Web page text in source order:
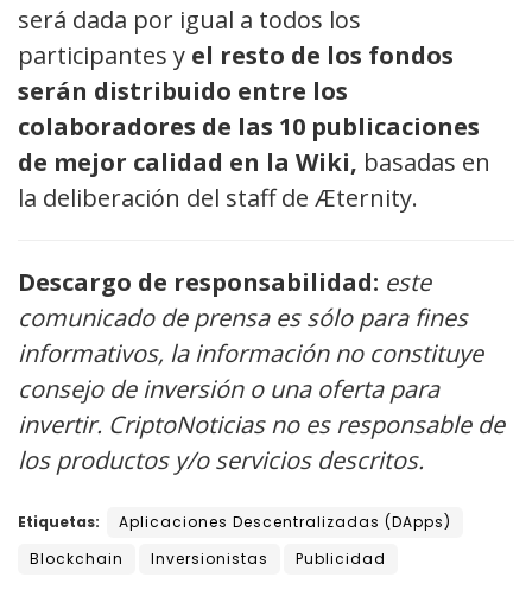
será dada por igual a todos los
participantes y el resto de los fondos
serán distribuido entre los
colaboradores de las 10 publicaciones
de mejor calidad en la Wiki, basadas en
la deliberación del staff de Æternity.
Descargo de responsabilidad: este
comunicado de prensa es sólo para fines
informativos, la información no constituye
consejo de inversión o una oferta para
invertir. CriptoNoticias no es responsable de
los productos y/o servicios descritos.
Etiquetas:
Aplicaciones Descentralizadas (DApps)
Blockchain
Inversionistas Publicidad